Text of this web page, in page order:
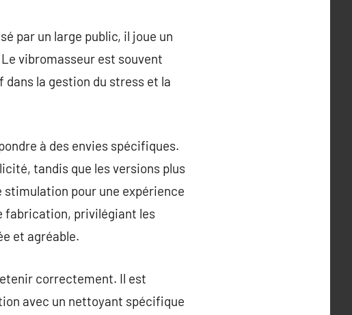
par un large public, il joue un
vibromasseur est souvent
la gestion du stress et la
à des envies spécifiques.
tandis que les versions plus
pour une expérience
fabrication, privilégiant les
et agréable.
correctement. Il est
avec un nettoyant spécifique